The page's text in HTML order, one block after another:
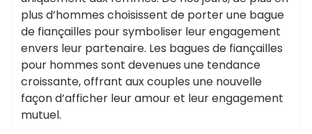
plus d’hommes choisissent de porter une bague
de fiançailles pour symboliser leur engagement
envers leur partenaire. Les bagues de fiançailles
pour hommes sont devenues une tendance
croissante, offrant aux couples une nouvelle
façon d’afficher leur amour et leur engagement
mutuel.